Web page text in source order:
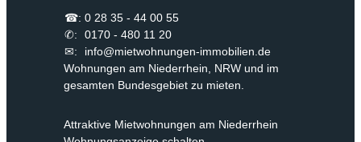
☎: 0 28 35 - 44 00 55
✆:
0170 - 480 11 20
✉:
info@mietwohnungen-immobilien.de
Wohnungen am Niederrhein, NRW und im
gesamten Bundesgebiet zu mieten.
Attraktive Mietwohnungen am Niederrhein